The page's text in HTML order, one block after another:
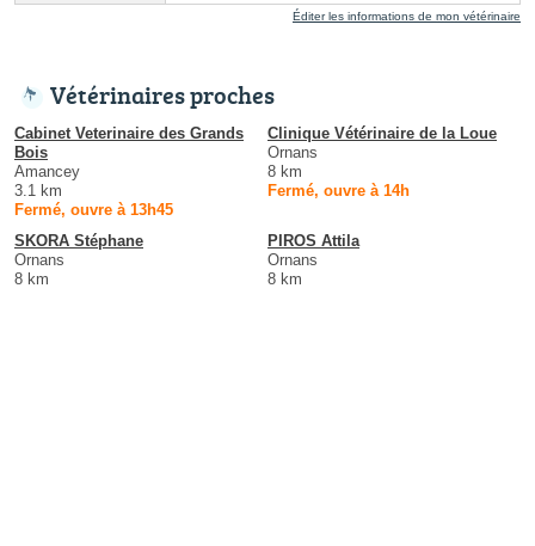
Éditer les informations de mon vétérinaire
Vétérinaires proches
Cabinet Veterinaire des Grands
Bois
Amancey
3.1 km
Fermé, ouvre à 13h45
Clinique Vétérinaire de la Loue
Ornans
8 km
Fermé, ouvre à 14h
SKORA Stéphane
Ornans
8 km
PIROS Attila
Ornans
8 km